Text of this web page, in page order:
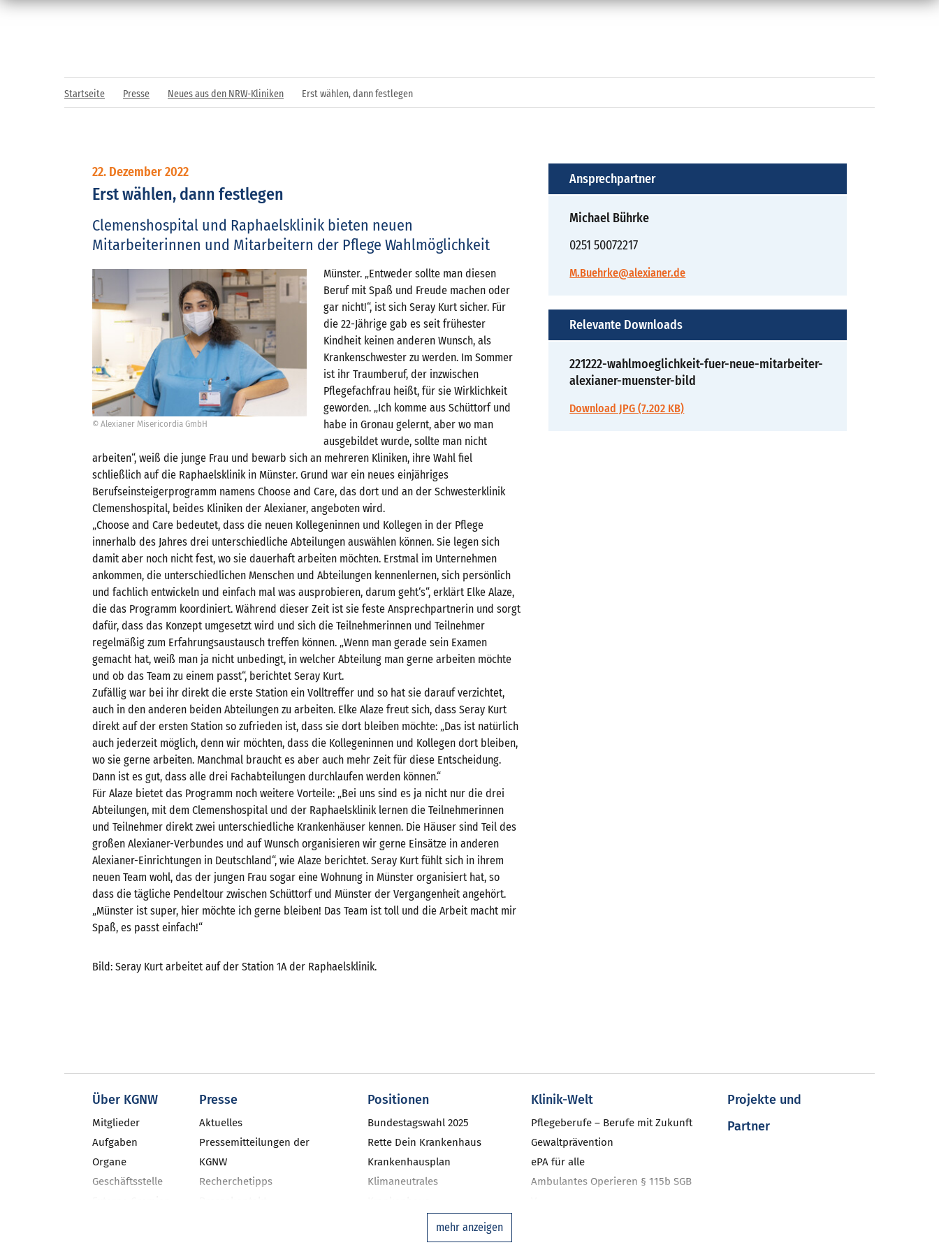
Startseite Presse Neues aus den NRW-Kliniken Erst wählen, dann festlegen
22. Dezember 2022
Erst wählen, dann festlegen
Clemenshospital und Raphaelsklinik bieten neuen
Mitarbeiterinnen und Mitarbeitern der Pflege Wahlmöglichkeit
© Alexianer Misericordia GmbH
Münster. „Entweder sollte man diesen
Beruf mit Spaß und Freude machen oder
gar nicht!“, ist sich Seray Kurt sicher. Für
die 22-Jährige gab es seit frühester
Kindheit keinen anderen Wunsch, als
Krankenschwester zu werden. Im Sommer
ist ihr Traumberuf, der inzwischen
Pflegefachfrau heißt, für sie Wirklichkeit
geworden. „Ich komme aus Schüttorf und
habe in Gronau gelernt, aber wo man
ausgebildet wurde, sollte man nicht
arbeiten“, weiß die junge Frau und bewarb sich an mehreren Kliniken, ihre Wahl fiel
schließlich auf die Raphaelsklinik in Münster. Grund war ein neues einjähriges
Berufseinsteigerprogramm namens Choose and Care, das dort und an der Schwesterklinik
Clemenshospital, beides Kliniken der Alexianer, angeboten wird.
„Choose and Care bedeutet, dass die neuen Kollegeninnen und Kollegen in der Pflege
innerhalb des Jahres drei unterschiedliche Abteilungen auswählen können. Sie legen sich
damit aber noch nicht fest, wo sie dauerhaft arbeiten möchten. Erstmal im Unternehmen
ankommen, die unterschiedlichen Menschen und Abteilungen kennenlernen, sich persönlich
und fachlich entwickeln und einfach mal was ausprobieren, darum geht‘s“, erklärt Elke Alaze,
die das Programm koordiniert. Während dieser Zeit ist sie feste Ansprechpartnerin und sorgt
dafür, dass das Konzept umgesetzt wird und sich die Teilnehmerinnen und Teilnehmer
regelmäßig zum Erfahrungsaustausch treffen können. „Wenn man gerade sein Examen
gemacht hat, weiß man ja nicht unbedingt, in welcher Abteilung man gerne arbeiten möchte
und ob das Team zu einem passt“, berichtet Seray Kurt.
Zufällig war bei ihr direkt die erste Station ein Volltreffer und so hat sie darauf verzichtet,
auch in den anderen beiden Abteilungen zu arbeiten. Elke Alaze freut sich, dass Seray Kurt
direkt auf der ersten Station so zufrieden ist, dass sie dort bleiben möchte: „Das ist natürlich
auch jederzeit möglich, denn wir möchten, dass die Kollegeninnen und Kollegen dort bleiben,
wo sie gerne arbeiten. Manchmal braucht es aber auch mehr Zeit für diese Entscheidung.
Dann ist es gut, dass alle drei Fachabteilungen durchlaufen werden können.“
Für Alaze bietet das Programm noch weitere Vorteile: „Bei uns sind es ja nicht nur die drei
Abteilungen, mit dem Clemenshospital und der Raphaelsklinik lernen die Teilnehmerinnen
und Teilnehmer direkt zwei unterschiedliche Krankenhäuser kennen. Die Häuser sind Teil des
großen Alexianer-Verbundes und auf Wunsch organisieren wir gerne Einsätze in anderen
Alexianer-Einrichtungen in Deutschland“, wie Alaze berichtet. Seray Kurt fühlt sich in ihrem
neuen Team wohl, das der jungen Frau sogar eine Wohnung in Münster organisiert hat, so
dass die tägliche Pendeltour zwischen Schüttorf und Münster der Vergangenheit angehört.
„Münster ist super, hier möchte ich gerne bleiben! Das Team ist toll und die Arbeit macht mir
Spaß, es passt einfach!“
Bild: Seray Kurt arbeitet auf der Station 1A der Raphaelsklinik.
Ansprechpartner
Michael Bührke
0251 50072217
M.Buehrke@alexianer.de
Relevante Downloads
221222-wahlmoeglichkeit-fuer-neue-mitarbeiter-
alexianer-muenster-bild
Download JPG (7.202 KB)
Über KGNW
Mitglieder
Aufgaben
Organe
Geschäftsstelle
Presse
Aktuelles
Pressemitteilungen der
KGNW
Recherchetipps
Positionen
Bundestagswahl 2025
Rette Dein Krankenhaus
Krankenhausplan
Klimaneutrales
Investitionsbarometer NRW
Landtagswahl 2022
Klinik-Welt
Pflegeberufe – Berufe mit Zukunft
Gewaltprävention
ePA für alle
Ambulantes Operieren § 115b SGB
Projekte und
Partner
mehr anzeigen